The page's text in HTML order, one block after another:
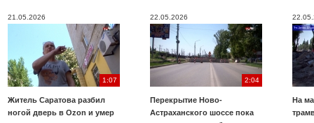
21.05.2026
1:07
Житель Саратова разбил
ногой дверь в Ozon и умер
22.05.2026
2:04
Перекрытие Ново-
Астраханского шоссе пока
На